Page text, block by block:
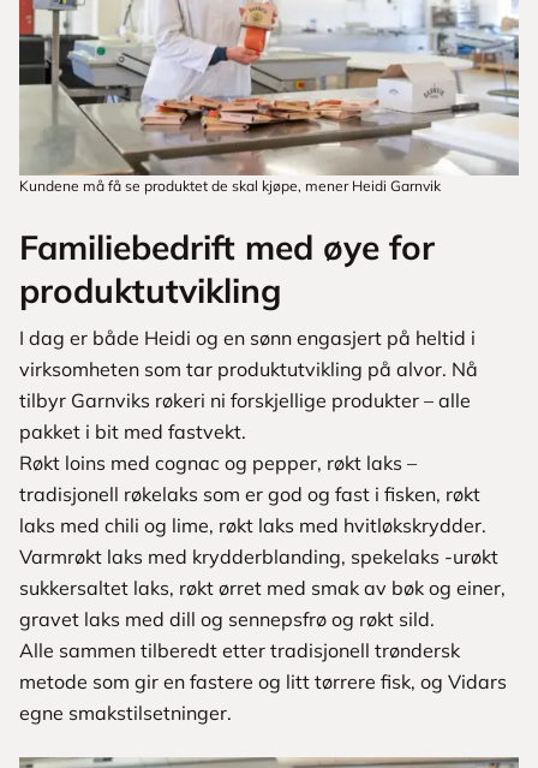
Kundene må få se produktet de skal kjøpe, mener Heidi Garnvik
Familiebedrift med øye for
produktutvikling
I dag er både Heidi og en sønn engasjert på heltid i
virksomheten som tar produktutvikling på alvor. Nå
tilbyr Garnviks røkeri ni forskjellige produkter – alle
pakket i bit med fastvekt.
Røkt loins med cognac og pepper, røkt laks –
tradisjonell røkelaks som er god og fast i fisken, røkt
laks med chili og lime, røkt laks med hvitløkskrydder.
Varmrøkt laks med krydderblanding, spekelaks -urøkt
sukkersaltet laks, røkt ørret med smak av bøk og einer,
gravet laks med dill og sennepsfrø og røkt sild.
Alle sammen tilberedt etter tradisjonell trøndersk
metode som gir en fastere og litt tørrere fisk, og Vidars
egne smakstilsetninger.